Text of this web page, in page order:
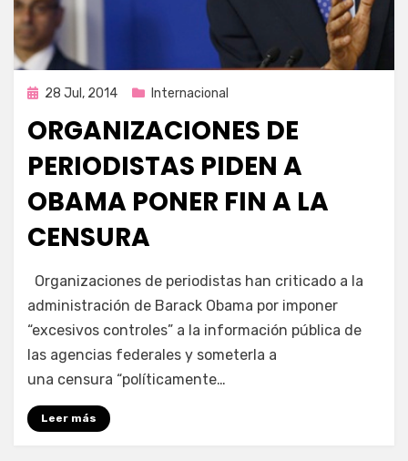
Publicada
28 Jul, 2014 Internacional
ORGANIZACIONES DE
PERIODISTAS PIDEN A
OBAMA PONER FIN A LA
CENSURA
Enrique
Organizaciones de periodistas han criticado a la
administración de Barack Obama por imponer
“excesivos controles” a la información pública de
las agencias federales y someterla a
una censura “políticamente…
Leer más